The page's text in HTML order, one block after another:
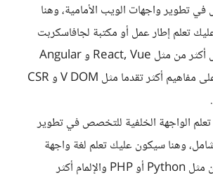
تطوير واجهات الويب الأمامية، وهنا
تعلم إطار عمل أو مكتبة لجافاسكربت
للتخصص أكثر من مثل React, Vue و Angular
للتعرف على مفاهيم أكثر تقدما مثل V DOM و CSR
الواجهة الخلفية للتخصص في تطوير
وهنا سيكون عليك تعلم لغة واجهة
خلفية من مثل Python أو PHP والإلمام أكثر